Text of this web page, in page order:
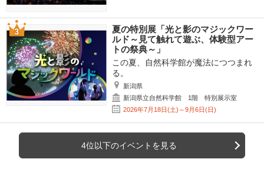
夏の特別展「光と影のマジックワー
ルド～見て触れて遊ぶ、体験型アー
トの祭典～」
この夏、自然科学館が魔法につつまれ
る。
新潟県
新潟県立自然科学館 1階 特別展示室
2026年7月18日(土)～9月6日(日)
4位以下のイベントを見る